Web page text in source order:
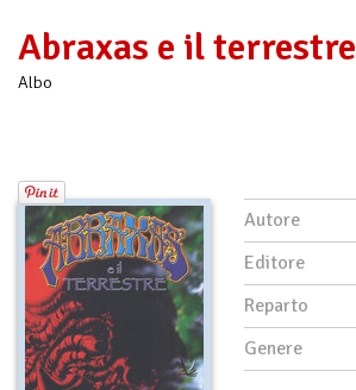
Abraxas e il terrestre
Albo
Autore
Editore
Reparto
Genere